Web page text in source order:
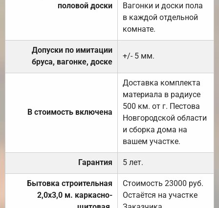
половой доски
Вагонки и доски пола
в каждой отдельной
комнате.
Допуски по имитации
бруса, вагонке, доске
+/- 5 мм.
В стоимость включена
Доставка комплекта
материала в радиусе
500 км. от г. Пестова
Новгородской области
и сборка дома на
вашем участке.
Гарантия 5 лет.
Бытовка строительная
2,0х3,0 м. каркасно-
Стоимость 23000 руб.
Остаётся на участке